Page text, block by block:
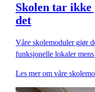
Skolen tar ikke
det
Våre skolemoduler gjør
funksjonelle lokaler
Les mer om våre